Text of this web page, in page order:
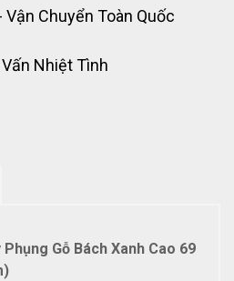
Chuyển Toàn Quốc
Nhiệt Tình
Gỗ Bách Xanh Cao 69